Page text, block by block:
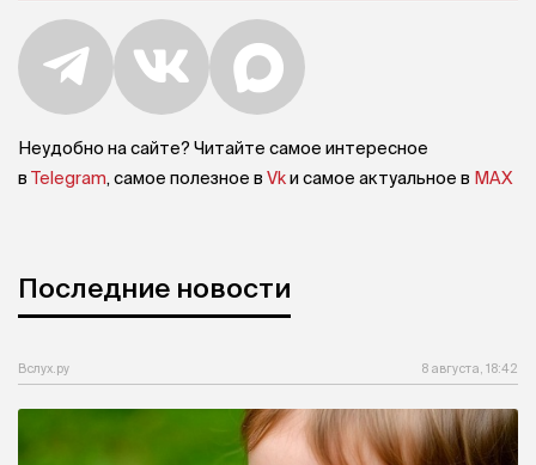
Неудобно на сайте? Читайте самое интересное
в Telegram, самое полезное в Vkи самое актуальное в MAX
Последние новости
Вслух.ру 8 августа, 18:42